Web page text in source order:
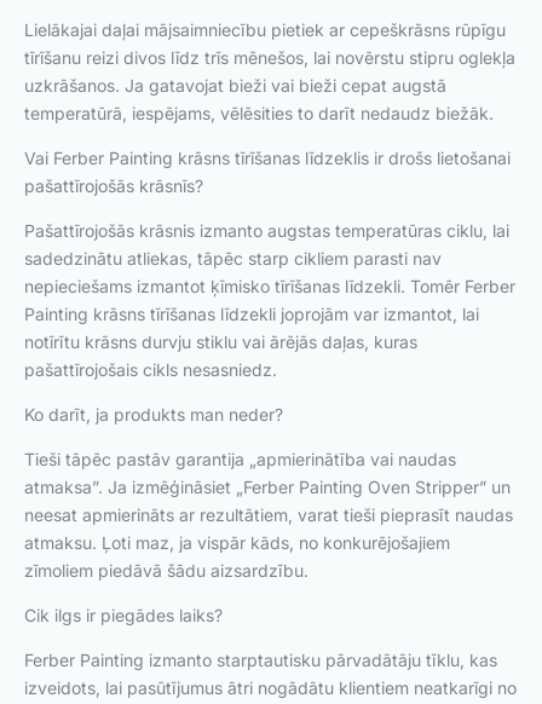
Lielākajai daļai mājsaimniecību pietiek ar cepeškrāsns rūpīgu
tīrīšanu reizi divos līdz trīs mēnešos, lai novērstu stipru oglekļa
uzkrāšanos. Ja gatavojat bieži vai bieži cepat augstā
temperatūrā, iespējams, vēlēsities to darīt nedaudz biežāk.
Vai Ferber Painting krāsns tīrīšanas līdzeklis ir drošs lietošanai
pašattīrojošās krāsnīs?
Pašattīrojošās krāsnis izmanto augstas temperatūras ciklu, lai
sadedzinātu atliekas, tāpēc starp cikliem parasti nav
nepieciešams izmantot ķīmisko tīrīšanas līdzekli. Tomēr Ferber
Painting krāsns tīrīšanas līdzekli joprojām var izmantot, lai
notīrītu krāsns durvju stiklu vai ārējās daļas, kuras
pašattīrojošais cikls nesasniedz.
Ko darīt, ja produkts man neder?
Tieši tāpēc pastāv garantija „apmierinātība vai naudas
atmaksa”. Ja izmēģināsiet „Ferber Painting Oven Stripper” un
neesat apmierināts ar rezultātiem, varat tieši pieprasīt naudas
atmaksu. Ļoti maz, ja vispār kāds, no konkurējošajiem
zīmoliem piedāvā šādu aizsardzību.
Cik ilgs ir piegādes laiks?
Ferber Painting izmanto starptautisku pārvadātāju tīklu, kas
izveidots, lai pasūtījumus ātri nogādātu klientiem neatkarīgi no